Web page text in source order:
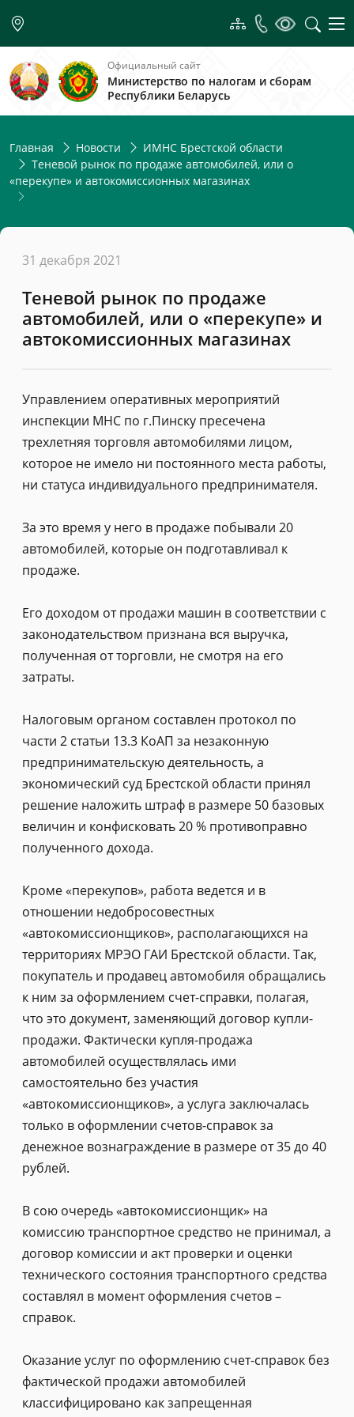
Официальный сайт
Министерство по налогам и сборам
Республики Беларусь
Главная Новости
ИМНС Брестской области
Теневой рынок по продаже автомобилей, или о
«перекупе» и автокомиссионных магазинах
31 декабря 2021
Теневой рынок по продаже
автомобилей, или о «перекупе» и
автокомиссионных магазинах
Управлением оперативных мероприятий
инспекции МНС по г.Пинску пресечена
трехлетняя торговля автомобилями лицом,
которое не имело ни постоянного места работы,
ни статуса индивидуального предпринимателя.
За это время у него в продаже побывали 20
автомобилей, которые он подготавливал к
продаже.
Его доходом от продажи машин в соответствии с
законодательством признана вся выручка,
полученная от торговли, не смотря на его
затраты.
Налоговым органом составлен протокол по
части 2 статьи 13.3 КоАП за незаконную
предпринимательскую деятельность, а
экономический суд Брестской области принял
решение наложить штраф в размере 50 базовых
величин и конфисковать 20 % противоправно
полученного дохода.
Кроме «перекупов», работа ведется и в
отношении недобросовестных
«автокомиссионщиков», располагающихся на
территориях МРЭО ГАИ Брестской области. Так,
покупатель и продавец автомобиля обращались
к ним за оформлением счет-справки, полагая,
что это документ, заменяющий договор купли-
продажи. Фактически купля-продажа
автомобилей осуществлялась ими
самостоятельно без участия
«автокомиссионщиков», а услуга заключалась
только в оформлении счетов-справок за
денежное вознаграждение в размере от 35 до 40
рублей.
В сою очередь «автокомиссионщик» на
комиссию транспортное средство не принимал, а
договор комиссии и акт проверки и оценки
технического состояния транспортного средства
составлял в момент оформления счетов –
справок.
Оказание услуг по оформлению счет-справок без
фактической продажи автомобилей
классифицировано как запрещенная